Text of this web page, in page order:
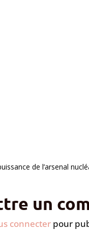
de l’arsenal
un
connecter pour